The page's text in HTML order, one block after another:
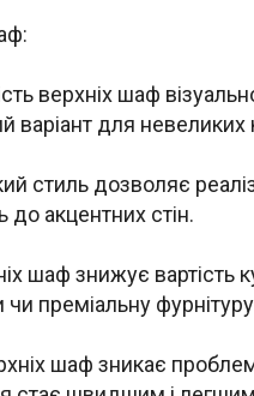
верхніх шаф
варіант для невеликих
стиль дозволяє
до акцентних стін.
шаф знижує вартість
чи преміальну
шаф зникає